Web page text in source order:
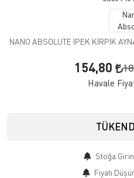
NANO ABSOLUTE İPEK KİRPİK
154,80
Havale
Stoğa
Fiyatı